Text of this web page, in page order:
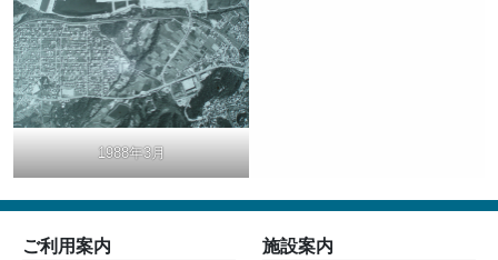
1988年3月
ご利用案内 施設案内